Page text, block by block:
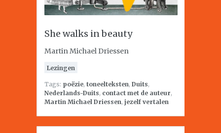
She walks in beauty
Martin Michael Driessen
Lezingen
Tags: poëzie, toneelteksten, Duits,
Nederlands-Duits, contact met de auteur,
Martin Michael Driessen, jezelf vertalen